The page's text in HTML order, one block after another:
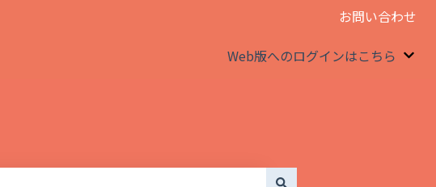
お問い合わせ
Web版へのログインはこちら